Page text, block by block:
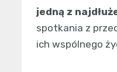
jedną z
spotkania z
ich wspólnego